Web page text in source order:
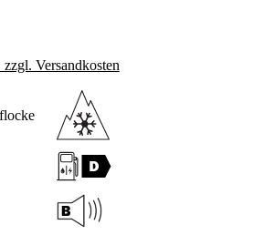
Versandkosten